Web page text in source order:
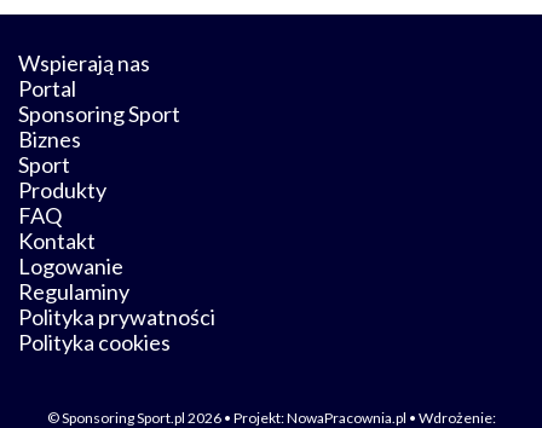
Wspierają nas
Portal
Sponsoring Sport
Biznes
Sport
Produkty
FAQ
Kontakt
Logowanie
Regulaminy
Polityka prywatności
Polityka cookies
© Sponsoring Sport.pl 2026 • Projekt:NowaPracownia.pl • Wdrożenie: